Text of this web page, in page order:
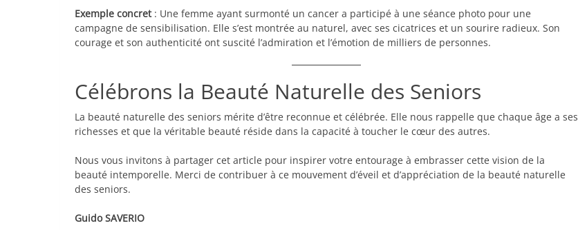
Exemple concret: Une femme ayant surmonté un cancer a participé à une séance photo pour une
campagne de sensibilisation. Elle s’est montrée au naturel, avec ses cicatrices et un sourire radieux. Son
courage et son authenticité ont suscité l’admiration et l’émotion de milliers de personnes.
Célébrons la Beauté Naturelle des Seniors
La beauté naturelle des seniors mérite d’être reconnue et célébrée. Elle nous rappelle que chaque âge a ses
richesses et que la véritable beauté réside dans la capacité à toucher le cœur des autres.
Nous vous invitons à partager cet article pour inspirer votre entourage à embrasser cette vision de la
beauté intemporelle. Merci de contribuer à ce mouvement d’éveil et d’appréciation de la beauté naturelle
des seniors.
Guido SAVERIO